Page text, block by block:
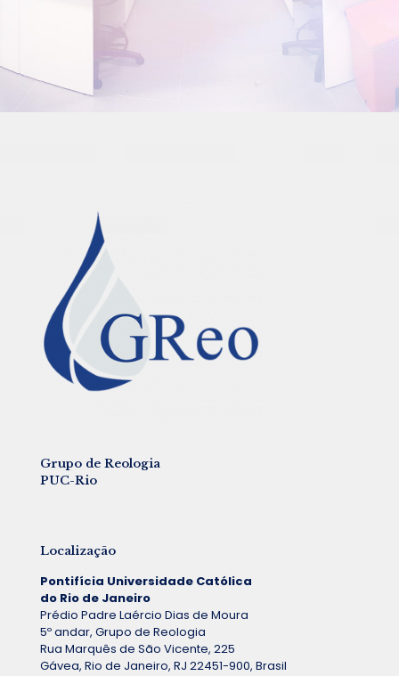
Grupo de Reologia
PUC-Rio
Localização
Pontifícia Universidade Católica
do Rio de Janeiro
Prédio Padre Laércio Dias de Moura
5º andar, Grupo de Reologia
Rua Marquês de São Vicente, 225
Gávea, Rio de Janeiro, RJ 22451-900, Brasil